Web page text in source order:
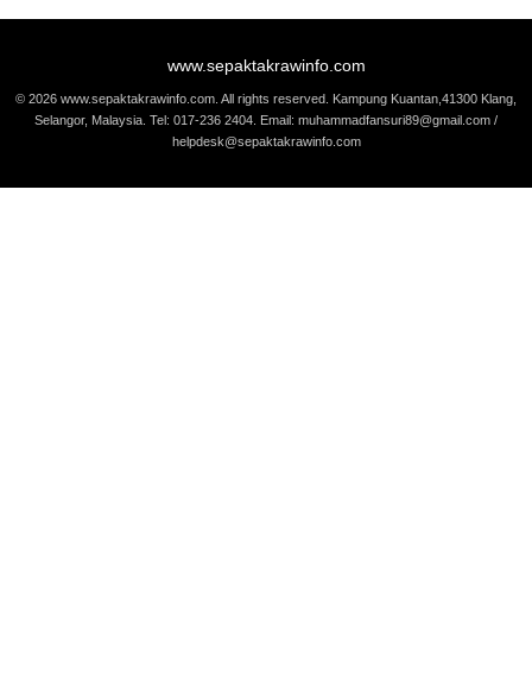
www.sepaktakrawinfo.com
© 2026 www.sepaktakrawinfo.com. All rights reserved. Kampung Kuantan,41300 Klang,
Selangor, Malaysia. Tel: 017-236 2404. Email: muhammadfansuri89@gmail.com /
helpdesk@sepaktakrawinfo.com